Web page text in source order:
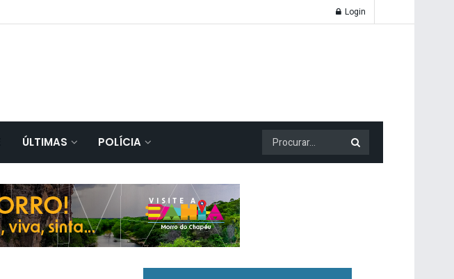
Login
ÚLTIMAS POLÍCIA